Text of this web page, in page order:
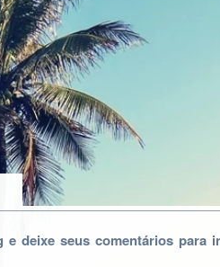
deixe seus comentários para